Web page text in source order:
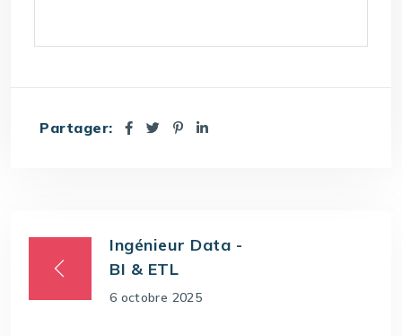
Partager:
Ingénieur Data -
BI & ETL
6 octobre 2025